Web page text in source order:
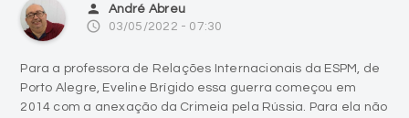
person André Abreu
access_time 03/05/2022 - 07:30
Para a professora de Relações Internacionais da ESPM, de
Porto Alegre, Eveline Brígido essa guerra começou em
2014 com a anexação da Crimeia pela Rússia. Para ela não